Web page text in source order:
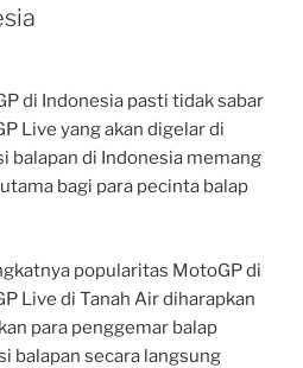
di Indonesia pasti tidak sabar
Live yang akan digelar di
balapan di Indonesia memang
bagi para pecinta balap
popularitas MotoGP di
Live di Tanah Air diharapkan
para penggemar balap
balapan secara langsung